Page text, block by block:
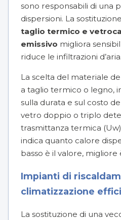
sono responsabili di una
dispersioni. La
taglio termico e
emissivo migliora
riduce le infiltrazioni d’aria.
La scelta del materiale
a taglio termico o legno,
sulla durata e sul costo
vetro doppio o triplo
trasmittanza termica
indica quanto calore
basso è il valore, migliore
Impianti di
climatizzazione
La sostituzione di una